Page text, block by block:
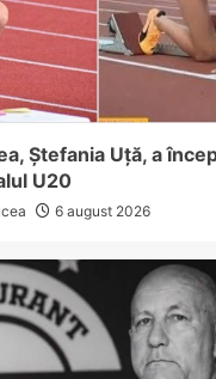
Ștefania Uță, a
U20
6 august 2026